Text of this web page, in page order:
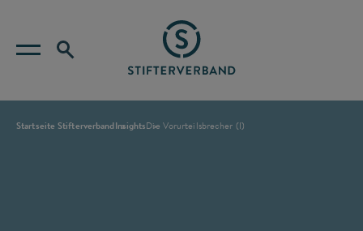
Startseite StifterverbandInsightsDie Vorurteilsbrecher (I)